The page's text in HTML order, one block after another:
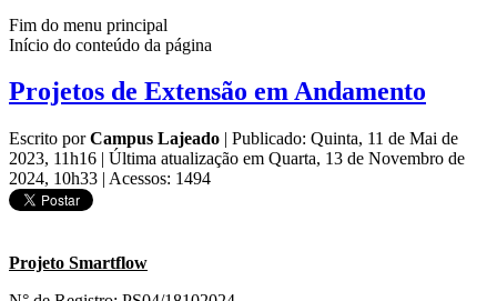
Fim do menu principal
Início do conteúdo da página
Projetos de Extensão em Andamento
Escrito porCampus Lajeado | Publicado: Quinta, 11 de Mai de
2023, 11h16 | Última atualização em Quarta, 13 de Novembro de
2024, 10h33 | Acessos: 1494
Projeto Smartflow